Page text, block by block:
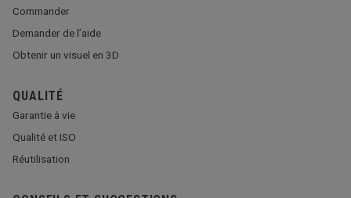
Commander
Demander de l’aide
Obtenir un visuel en 3D
QUALITÉ
Garantie à vie
Qualité et ISO
Réutilisation